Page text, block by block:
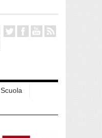
Scuola